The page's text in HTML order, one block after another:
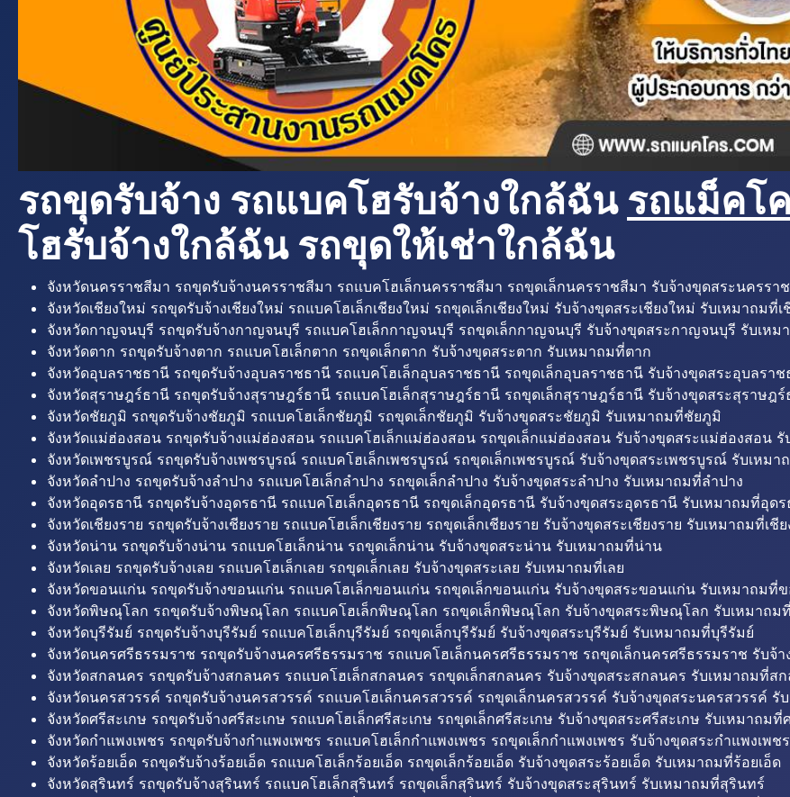
รถขุดรับจ้าง รถแบคโฮรับจ้างใกล้ฉัน รถแม็คโ
โฮรับจ้างใกล้ฉัน รถขุดให้เช่าใกล้ฉัน
จังหวัดนครราชสีมา รถขุดรับจ้างนครราชสีมา รถแบคโฮเล็กนครราชสีมา รถขุดเล็กนครราชสีมา รับจ้างขุดสระนครร
จังหวัดเชียงใหม่ รถขุดรับจ้างเชียงใหม่ รถแบคโฮเล็กเชียงใหม่ รถขุดเล็กเชียงใหม่ รับจ้างขุดสระเชียงใหม่ รับเหมาถมที่เ
จังหวัดกาญจนบุรี รถขุดรับจ้างกาญจนบุรี รถแบคโฮเล็กกาญจนบุรี รถขุดเล็กกาญจนบุรี รับจ้างขุดสระกาญจนบุรี รับเห
จังหวัดตาก รถขุดรับจ้างตาก รถแบคโฮเล็กตาก รถขุดเล็กตาก รับจ้างขุดสระตาก รับเหมาถมที่ตาก
จังหวัดอุบลราชธานี รถขุดรับจ้างอุบลราชธานี รถแบคโฮเล็กอุบลราชธานี รถขุดเล็กอุบลราชธานี รับจ้างขุดสระอุบลรา
จังหวัดสุราษฎร์ธานี รถขุดรับจ้างสุราษฎร์ธานี รถแบคโฮเล็กสุราษฎร์ธานี รถขุดเล็กสุราษฎร์ธานี รับจ้างขุดสระสุราษฎ
จังหวัดชัยภูมิ รถขุดรับจ้างชัยภูมิ รถแบคโฮเล็กชัยภูมิ รถขุดเล็กชัยภูมิ รับจ้างขุดสระชัยภูมิ รับเหมาถมที่ชัยภูมิ
จังหวัดแม่ฮ่องสอน รถขุดรับจ้างแม่ฮ่องสอน รถแบคโฮเล็กแม่ฮ่องสอน รถขุดเล็กแม่ฮ่องสอน รับจ้างขุดสระแม่ฮ่องสอน
จังหวัดเพชรบูรณ์ รถขุดรับจ้างเพชรบูรณ์ รถแบคโฮเล็กเพชรบูรณ์ รถขุดเล็กเพชรบูรณ์ รับจ้างขุดสระเพชรบูรณ์ รับเหม
จังหวัดลำปาง รถขุดรับจ้างลำปาง รถแบคโฮเล็กลำปาง รถขุดเล็กลำปาง รับจ้างขุดสระลำปาง รับเหมาถมที่ลำปาง
จังหวัดอุดรธานี รถขุดรับจ้างอุดรธานี รถแบคโฮเล็กอุดรธานี รถขุดเล็กอุดรธานี รับจ้างขุดสระอุดรธานี รับเหมาถมที่อุด
จังหวัดเชียงราย รถขุดรับจ้างเชียงราย รถแบคโฮเล็กเชียงราย รถขุดเล็กเชียงราย รับจ้างขุดสระเชียงราย รับเหมาถมที่เชีย
จังหวัดน่าน รถขุดรับจ้างน่าน รถแบคโฮเล็กน่าน รถขุดเล็กน่าน รับจ้างขุดสระน่าน รับเหมาถมที่น่าน
จังหวัดเลย รถขุดรับจ้างเลย รถแบคโฮเล็กเลย รถขุดเล็กเลย รับจ้างขุดสระเลย รับเหมาถมที่เลย
จังหวัดขอนแก่น รถขุดรับจ้างขอนแก่น รถแบคโฮเล็กขอนแก่น รถขุดเล็กขอนแก่น รับจ้างขุดสระขอนแก่น รับเหมาถมที่
จังหวัดพิษณุโลก รถขุดรับจ้างพิษณุโลก รถแบคโฮเล็กพิษณุโลก รถขุดเล็กพิษณุโลก รับจ้างขุดสระพิษณุโลก รับเหมาถ
จังหวัดบุรีรัมย์ รถขุดรับจ้างบุรีรัมย์ รถแบคโฮเล็กบุรีรัมย์ รถขุดเล็กบุรีรัมย์ รับจ้างขุดสระบุรีรัมย์ รับเหมาถมที่บุรีรัมย์
จังหวัดนครศรีธรรมราช รถขุดรับจ้างนครศรีธรรมราช รถแบคโฮเล็กนครศรีธรรมราช รถขุดเล็กนครศรีธรรมราช รับ
จังหวัดสกลนคร รถขุดรับจ้างสกลนคร รถแบคโฮเล็กสกลนคร รถขุดเล็กสกลนคร รับจ้างขุดสระสกลนคร รับเหมาถมที่ส
จังหวัดนครสวรรค์ รถขุดรับจ้างนครสวรรค์ รถแบคโฮเล็กนครสวรรค์ รถขุดเล็กนครสวรรค์ รับจ้างขุดสระนครสวรรค์ รั
จังหวัดศรีสะเกษ รถขุดรับจ้างศรีสะเกษ รถแบคโฮเล็กศรีสะเกษ รถขุดเล็กศรีสะเกษ รับจ้างขุดสระศรีสะเกษ รับเหมาถมที่
จังหวัดกำแพงเพชร รถขุดรับจ้างกำแพงเพชร รถแบคโฮเล็กกำแพงเพชร รถขุดเล็กกำแพงเพชร รับจ้างขุดสระกำแพงเพช
จังหวัดร้อยเอ็ด รถขุดรับจ้างร้อยเอ็ด รถแบคโฮเล็กร้อยเอ็ด รถขุดเล็กร้อยเอ็ด รับจ้างขุดสระร้อยเอ็ด รับเหมาถมที่ร้อยเอ็ด
จังหวัดสุรินทร์ รถขุดรับจ้างสุรินทร์ รถแบคโฮเล็กสุรินทร์ รถขุดเล็กสุรินทร์ รับจ้างขุดสระสุรินทร์ รับเหมาถมที่สุรินทร์